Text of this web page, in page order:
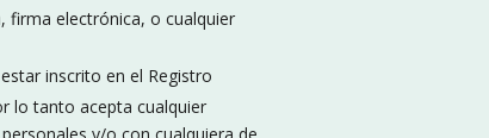
firma electrónica, o cualquier
inscrito en el Registro
lo tanto acepta cualquier